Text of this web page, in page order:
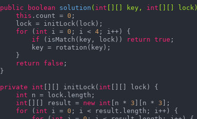
public boolean solution ( int [][] key, int [][] lock)
this .count = 0 ;
for ( int i = 0 ; i < 4 ; i++) {
if (isMatch(key, lock)) return true ;
return
false ;
private int [][] initLock( int [][] lock) {
int n = lock.length;
int [][] result = new int [n * 3 ][n * 3 ];
for ( int i = 0 ; i < result.length; i++) {